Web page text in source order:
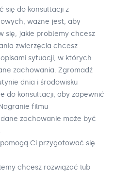
się do konsultacji z
ważne jest, aby
się, jakie problemy chcesz
zwierzęcia chcesz
sytuacji, w których
zachowania. Zgromadź
dnia i środowisku
do konsultacji, aby zapewnić
filmu
zachowanie może być
Ci przygotować się
chcesz rozwiązać lub